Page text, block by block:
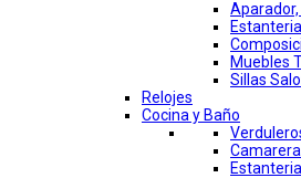
Muebles
Sillas
Relojes
Cocina y Baño